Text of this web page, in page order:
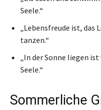
Seele.“
„Lebensfreude ist, das
tanzen.“
„In der Sonne liegen
Seele.“
Sommerliche